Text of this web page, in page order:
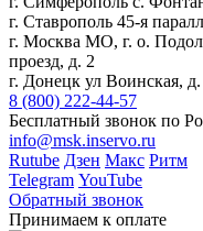
г. Ставрополь 45-я
г. Москва МО, г. о.
проезд, д. 2
г. Донецк ул Воинская,
8 (800) 222-44-57
Бесплатный звонок по
info@msk.inservo.ru
Rutube Дзен Макс Ритм
Telegram YouTube
Обратный звонок
Принимаем к оплате